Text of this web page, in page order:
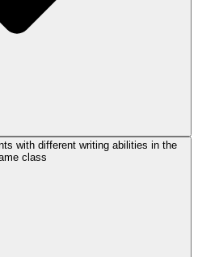
with different writing abilities in the
class?